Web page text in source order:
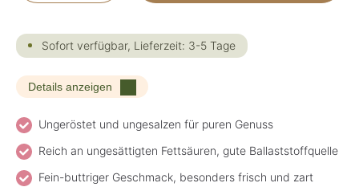
Sofort verfügbar, Lieferzeit: 3-5 Tage
Details anzeigen
Ungeröstet und ungesalzen für puren Genuss
Reich an ungesättigten Fettsäuren, gute Ballaststoffquelle
Fein-buttriger Geschmack, besonders frisch und zart